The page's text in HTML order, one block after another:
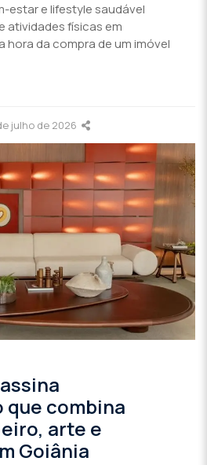
estar e lifestyle saudável
atividades físicas em
hora da compra de um imóvel
julho de 2026
combina
arte e
Goiânia